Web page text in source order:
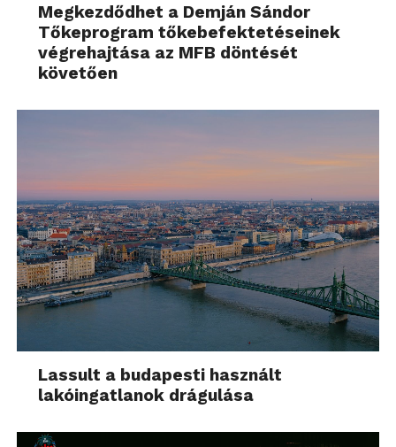
Megkezdődhet a Demján Sándor
Tőkeprogram tőkebefektetéseinek
végrehajtása az MFB döntését
követően
Lassult a budapesti használt
lakóingatlanok drágulása